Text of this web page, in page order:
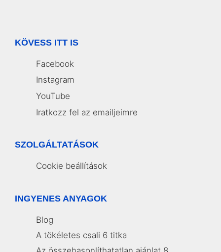
KÖVESS ITT IS
Facebook
Instagram
YouTube
Iratkozz fel az emailjeimre
SZOLGÁLTATÁSOK
Cookie beállítások
INGYENES ANYAGOK
Blog
A tökéletes csali 6 titka